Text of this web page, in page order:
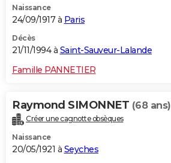
Naissance
24/09/1917 à Paris
Décès
21/11/1994 à Saint-Sauveur-Lalande
Famille PANNETIER
Raymond SIMONNET (68 ans)
Créer une cagnotte obsèques
Naissance
20/05/1921 à Seyches